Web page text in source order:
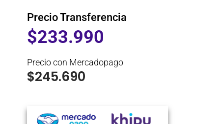
Precio Transferencia
$233.990
Precio con Mercadopago
$245.690